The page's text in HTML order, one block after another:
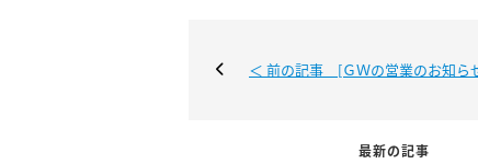
＜ 前の記事 [ＧＷの営業のお知ら
最新の記事